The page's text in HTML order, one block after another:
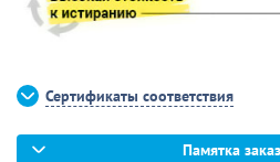
Сертификаты соответствия
Памятка